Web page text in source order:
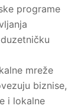
programe
mreže
biznise,
i lokalne